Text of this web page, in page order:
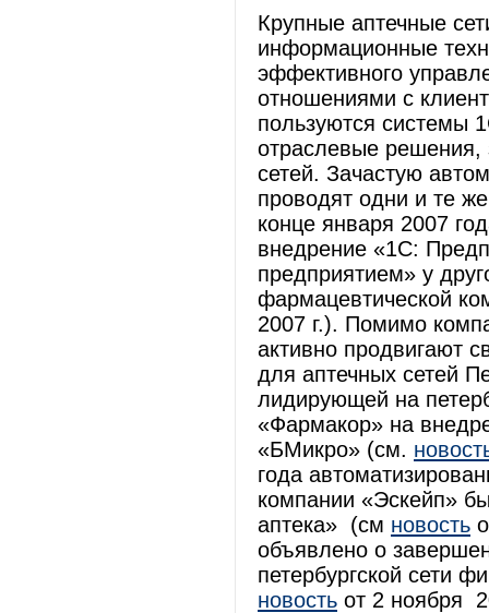
Крупные аптечные
информационные
эффективного
отношениями с
пользуются системы
отраслевые решения,
сетей. Зачастую
проводят одни и те
конце января 2007
внедрение «1С:
предприятием» у
фармацевтической
2007 г.). Помимо
активно продвигают
для аптечных сетей
лидирующей на
«Фармакор» на
«БМикро» (см.
года
компании «Эскейп»
аптека» (см новость
объявлено о
петербургской сети
новость от 2 ноября